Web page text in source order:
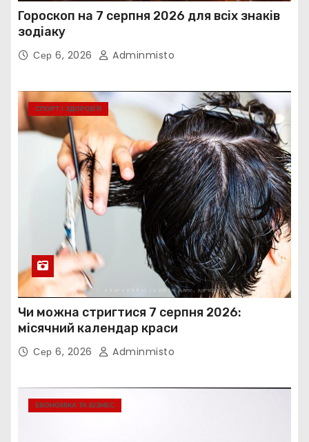
Гороскоп на 7 серпня 2026 для всіх знаків
зодіаку
Сер 6, 2026 Adminmisto
СПОРТ І ЗДОРОВ’Я
Чи можна стригтися 7 серпня 2026:
місячний календар краси
Сер 6, 2026 Adminmisto
ЕКОНОМІКА ТА БІЗНЕС